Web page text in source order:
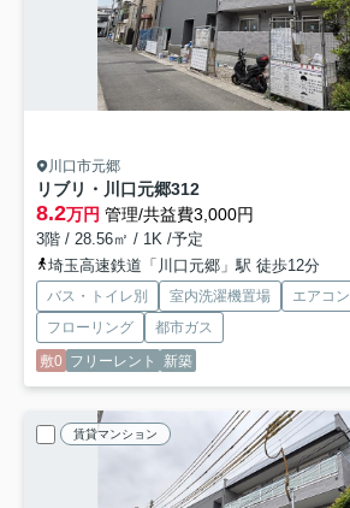
川口市元郷
リブリ・川口元郷312
8.2万円 管理/共益費3,000円
3階 / 28.56㎡ / 1K /予定
埼玉高速鉄道「川口元郷」駅 徒歩12分
バス・トイレ別 室内洗濯機置場 エアコン
フローリング
都市ガス
敷0 フリーレント 新築
賃貸マンション